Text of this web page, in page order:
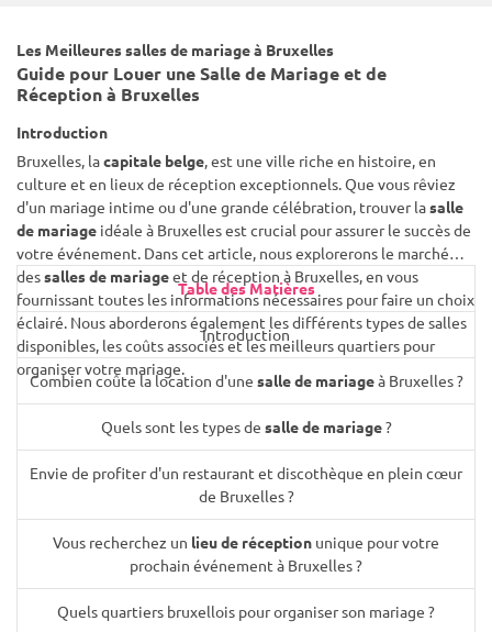
Les Meilleures salles de mariage à Bruxelles
Guide pour Louer une Salle de Mariage et de
Réception à Bruxelles
Introduction
Bruxelles, lacapitale belge, est une ville riche en histoire, en
culture et en lieux de réception exceptionnels. Que vous rêviez
d'un mariage intime ou d'une grande célébration, trouver lasalle
de mariage idéale à Bruxelles est crucial pour assurer le succès de
votre événement. Dans cet article, nous explorerons le marché
dessalles de mariageet de réception à Bruxelles, en vous
fournissant toutes les informations nécessaires pour faire un choix
éclairé. Nous aborderons également les différents types de salles
disponibles, les coûts associés et les meilleurs quartiers pour
organiser votre mariage.
Table des Matières
Introduction
Combien coûte la location d'une salle de mariageà Bruxelles ?
Quels sont les types de salle de mariage?
Envie de profiter d'un restaurant et discothèque en plein cœur
de Bruxelles ?
Vous recherchez un lieu de réception unique pour votre
prochain événement à Bruxelles ?
Quels quartiers bruxellois pour organiser son mariage ?